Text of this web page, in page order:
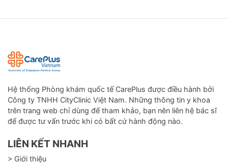
Hệ thống Phòng khám quốc tế CarePlus được điều hành bởi
Công ty TNHH CityClinic Việt Nam. Những thông tin y khoa
trên trang web chỉ dùng để tham khảo, bạn nên liên hệ bác sĩ
để được tư vấn trước khi có bất cứ hành động nào.
LIÊN KẾT NHANH
> Giới thiệu